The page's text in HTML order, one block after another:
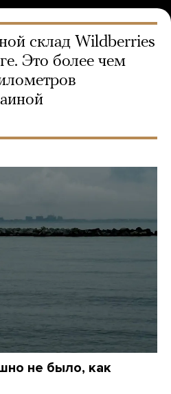
склад Wildberries
Это более чем
не было, как